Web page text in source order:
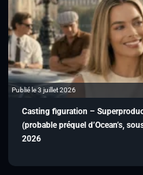
Publié le 3 juillet 2026
Casting figuration –
(probable préquel d’Ocean’s,
2026